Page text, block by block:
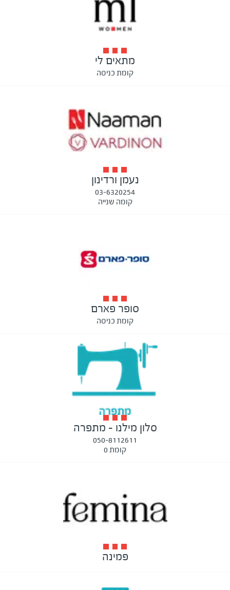
מתאים לי
קומת כניסה
נעמן ורדינון
03-6320254
קומה שנייה
סופר פארם
קומת כניסה
סלון מילנו - מתפרה
050-8112611
קומת 0
פמינה